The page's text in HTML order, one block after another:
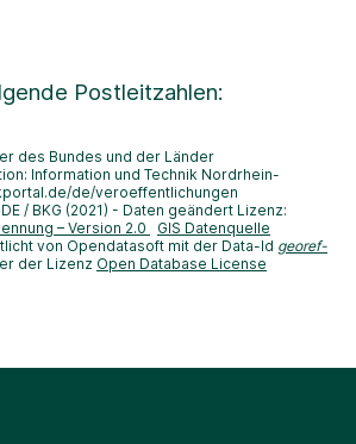
Postleitzahlen:
des Bundes und der Länder
Information und Technik Nordrhein-
de/veroeffentlichungen
/ BKG (2021) - Daten geändert Lizenz:
– Version 2.0
GIS Datenquelle
von Opendatasoft mit der Data-Id georef-
der Lizenz Open Database License